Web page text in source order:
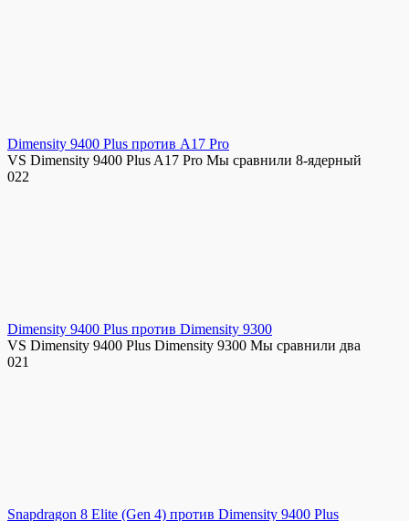
Dimensity 9400 Plus против A17 Pro
VS Dimensity 9400 Plus A17 Pro Мы сравнили 8-ядерный
022
Dimensity 9400 Plus против Dimensity 9300
VS Dimensity 9400 Plus Dimensity 9300 Мы сравнили два
021
Snapdragon 8 Elite (Gen 4) против Dimensity 9400 Plus